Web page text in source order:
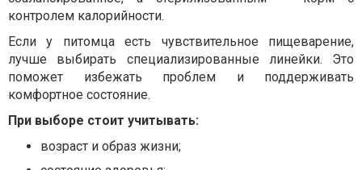
контролем калорийности.
Если у питомца есть чувствительное пищеварение,
лучше выбирать специализированные линейки. Это
поможет избежать проблем и поддерживать
комфортное состояние.
При выборе стоит учитывать:
возраст и образ жизни;